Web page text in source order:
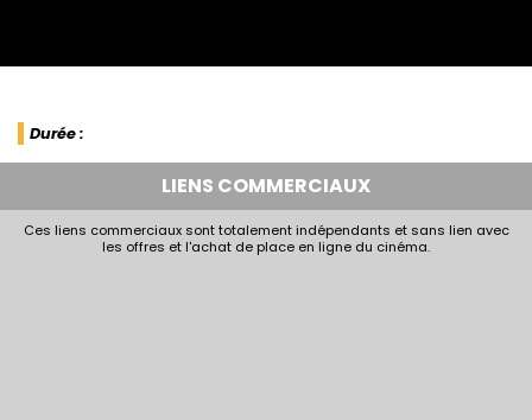
Durée :
LIENS COMMERCIAUX
Ces liens commerciaux sont totalement indépendants et sans lien avec
les offres et l'achat de place en ligne du cinéma.